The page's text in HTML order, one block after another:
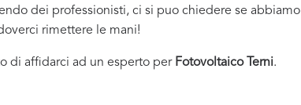
dei professionisti, ci si puo chiedere se abbiamo
rimettere le mani!
di affidarci ad un esperto per Fotovoltaico Terni.